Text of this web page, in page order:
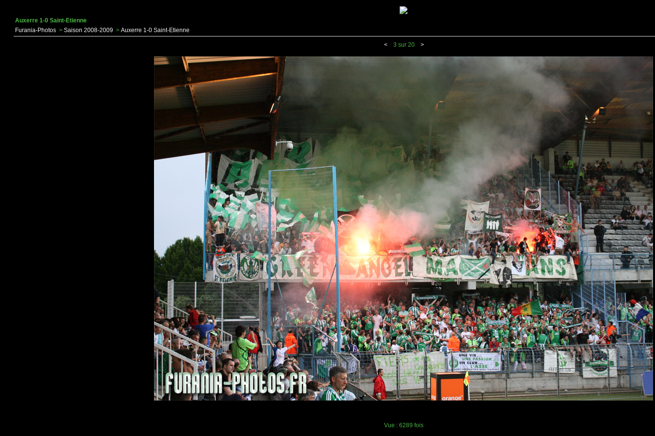
Auxerre 1-0 Saint-Etienne
Furania-Photos > Saison 2008-2009 > Auxerre 1-0 Saint-Etienne
<3 sur 20 >
Vue : 6289 fois